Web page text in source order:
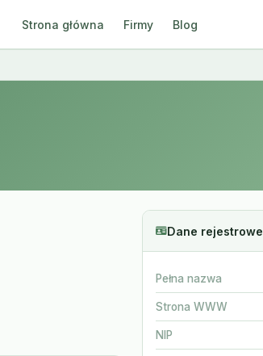
Strona główna Firmy Blog
Dane rejestrowe
Pełna nazwa
Strona WWW
NIP